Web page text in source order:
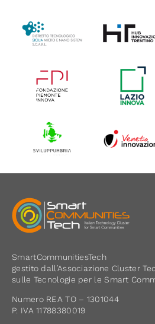
SmartCommunitiesTech
gestito dall’Associazione Cluster
sulle Tecnologie per le Smart
Numero REA TO – 1301044
P. IVA 11788380019